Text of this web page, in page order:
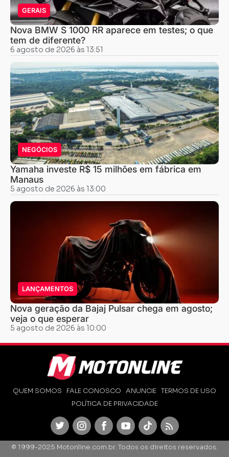
GERAIS
Nova BMW S 1000 RR aparece em testes; o que
tem de diferente?
6 agosto de 2026 às 13:51
NEGÓCIOS
Yamaha investe R$ 15 milhões em fábrica em
Manaus
5 agosto de 2026 às 13:00
LANÇAMENTOS
Nova geração da Bajaj Pulsar chega em agosto;
veja o que esperar
5 agosto de 2026 às 10:00
QUEM SOMOS FALE CONOSCO ANUNCIE TERMOS DE USO
POLÍTICA DE PRIVACIDADE
TwitterInstagramFacebookYoutubeTikTok Feed
© 1999-2025 Motonline.com.br. Todos os direitos reservados.